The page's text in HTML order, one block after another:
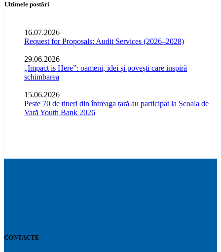
Ultimele postări
16.07.2026
Request for Proposals: Audit Services (2026–2028)
29.06.2026
„Impact is Here”: oameni, idei și povești care inspiră
schimbarea
15.06.2026
Peste 70 de tineri din întreaga țară au participat la Școala de
Vară Youth Bank 2026
CONTACTE